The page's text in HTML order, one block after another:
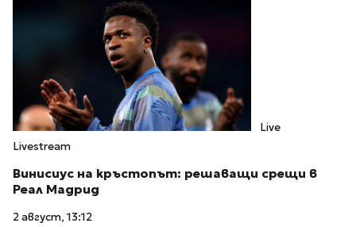
Live
Livestream
Винисиус на кръстопът: решаващи срещи в
Реал Мадрид
2 август, 13:12